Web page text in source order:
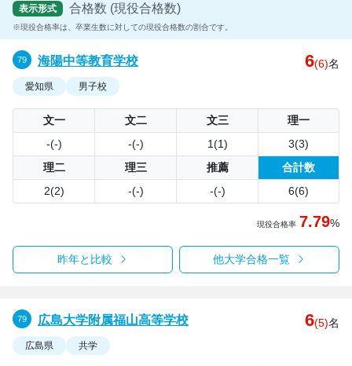
表示形式 合格数 (現役合格数)
現役合格率は、卒業生数に対しての現役合格数の割合です。
海陽中等教育学校 6(6)名
愛知県 男子校
文一 文二 文三
理一
-(-)
-(-) 1(1)
3(3)
理二
理三 推薦
合計数
2(2)
-(-) -(-) 6(6)
現役合格率 7.79%
昨年と比較 他大学合格一覧
広島大学附属福山高等学校 6(5)名
広島県 共学